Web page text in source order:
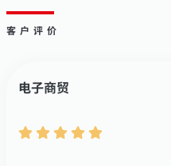
客户评价
电子商贸